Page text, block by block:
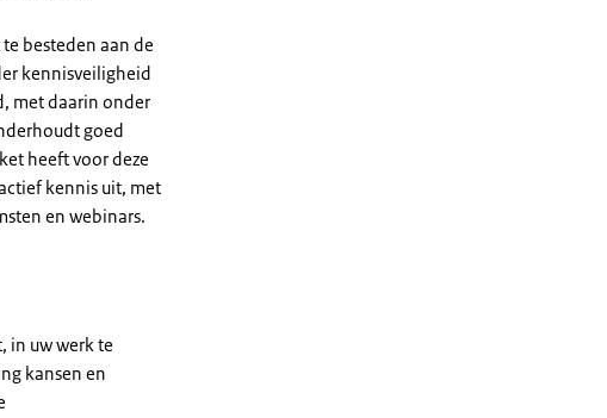
besteden aan de
kennisveiligheid
met daarin onder
goed
heeft voor deze
kennis uit, met
en webinars.
in uw werk te
kansen en